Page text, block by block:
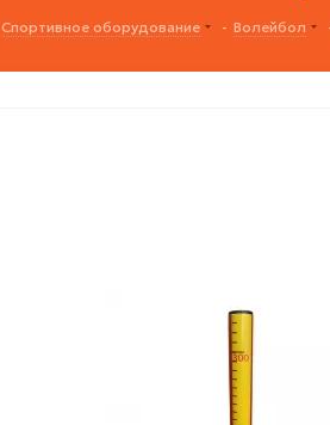
Спортивное оборудование - Волейбол